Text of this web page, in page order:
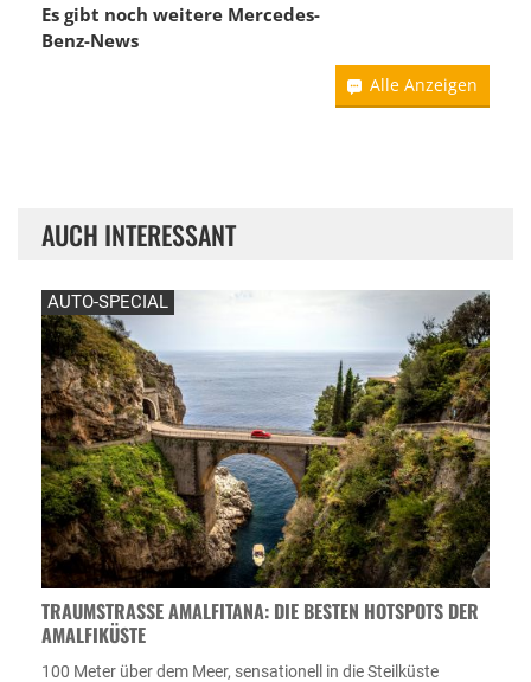
Es gibt noch weitere Mercedes-
Benz-News
Alle Anzeigen
AUCH INTERESSANT
AUTO-SPECIAL
TRAUMSTRASSE AMALFITANA: DIE BESTEN HOTSPOTS DER A
MALFIKÜSTE
100 Meter über dem Meer, sensationell in die Steilküste